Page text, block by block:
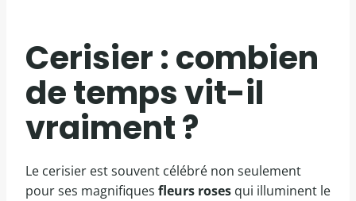
Cerisier : combien
de temps vit-il
vraiment ?
Le cerisier est souvent célébré non seulement
pour ses magnifiques fleurs roses qui illuminent le